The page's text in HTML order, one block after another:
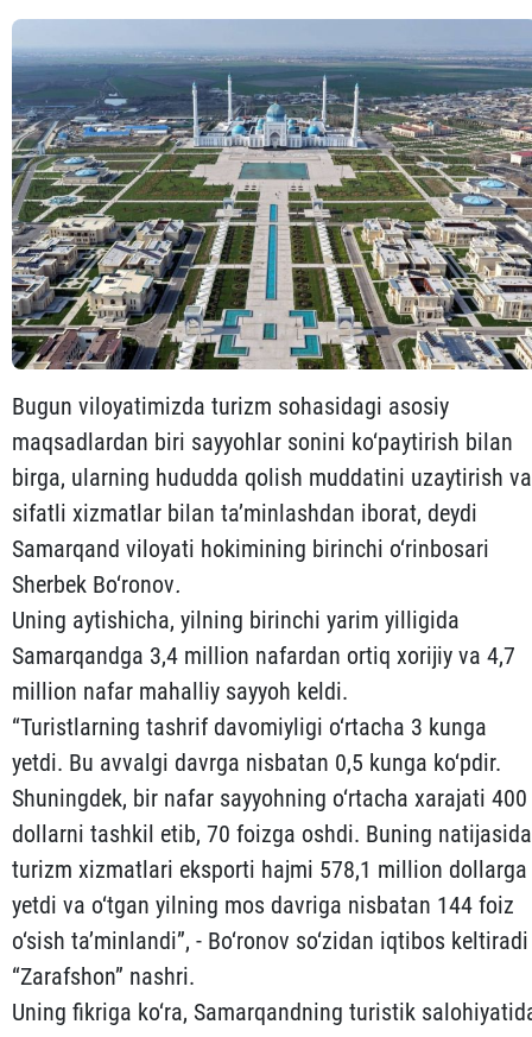
Bugun viloyatimizda turizm sohasidagi asosiy
maqsadlardan biri sayyohlar sonini ko‘paytirish bilan
birga, ularning hududda qolish muddatini uzaytirish va
sifatli xizmatlar bilan ta’minlashdan iborat, deydi
Samarqand viloyati hokimining birinchi o‘rinbosari
Sherbek Bo‘ronov.
Uning aytishicha, yilning birinchi yarim yilligida
Samarqandga 3,4 million nafardan ortiq xorijiy va 4,7
million nafar mahalliy sayyoh keldi.
“Turistlarning tashrif davomiyligi o‘rtacha 3 kunga
yetdi. Bu avvalgi davrga nisbatan 0,5 kunga ko‘pdir.
Shuningdek, bir nafar sayyohning o‘rtacha xarajati 400
dollarni tashkil etib, 70 foizga oshdi. Buning natijasida
turizm xizmatlari eksporti hajmi 578,1 million dollarga
yetdi va o‘tgan yilning mos davriga nisbatan 144 foiz
o‘sish ta’minlandi”, - Bo‘ronov so‘zidan iqtibos keltiradi
“Zarafshon” nashri.
Uning fikriga ko‘ra, Samarqandning turistik